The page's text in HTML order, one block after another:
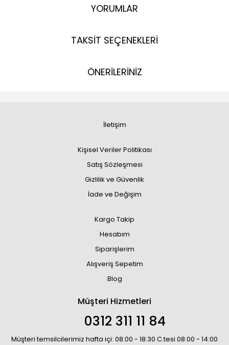
YORUMLAR
TAKSİT SEÇENEKLERİ
ÖNERİLERİNİZ
İletişim
Kişisel Veriler Politikası
Satış Sözleşmesi
Gizlilik ve Güvenlik
İade ve Değişim
Kargo Takip
Hesabım
Siparişlerim
Alışveriş Sepetim
Blog
Müşteri Hizmetleri
0312 311 11 84
Müşteri temsilcilerimiz hafta içi: 08:00 - 18:30 C.tesi 08:00 - 14:00